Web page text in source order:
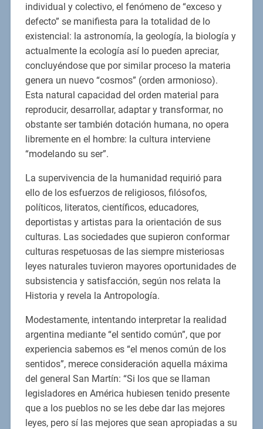
individual y colectivo, el fenómeno de “exceso y
defecto” se manifiesta para la totalidad de lo
existencial: la astronomía, la geología, la biología y
actualmente la ecología así lo pueden apreciar,
concluyéndose que por similar proceso la materia
genera un nuevo “cosmos” (orden armonioso).
Esta natural capacidad del orden material para
reproducir, desarrollar, adaptar y transformar, no
obstante ser también dotación humana, no opera
libremente en el hombre: la cultura interviene
“modelando su ser”.
La supervivencia de la humanidad requirió para
ello de los esfuerzos de religiosos, filósofos,
políticos, literatos, científicos, educadores,
deportistas y artistas para la orientación de sus
culturas. Las sociedades que supieron conformar
culturas respetuosas de las siempre misteriosas
leyes naturales tuvieron mayores oportunidades de
subsistencia y satisfacción, según nos relata la
Historia y revela la Antropología.
Modestamente, intentando interpretar la realidad
argentina mediante “el sentido común”, que por
experiencia sabemos es “el menos común de los
sentidos”, merece consideración aquella máxima
del general San Martín: “Si los que se llaman
legisladores en América hubiesen tenido presente
que a los pueblos no se les debe dar las mejores
leyes, pero sí las mejores que sean apropiadas a su